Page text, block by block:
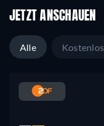
JETZT ANSCHAUEN
Alle Kostenlos